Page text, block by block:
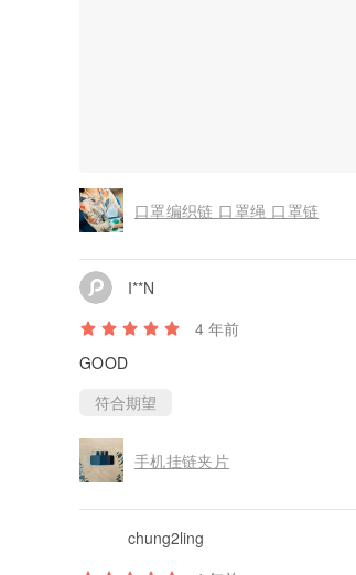
口罩编织链 口罩绳 口罩链
I**N
4 年前
GOOD
符合期望
手机挂链夹片
chung2ling